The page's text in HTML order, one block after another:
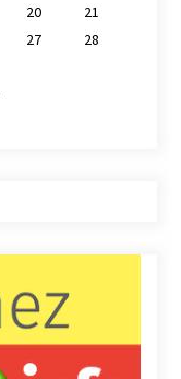
20
21
27
28